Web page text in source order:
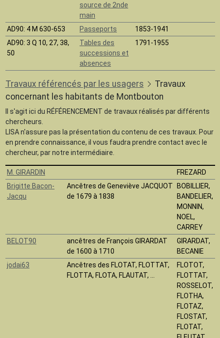
source de 2nde
main
AD90: 4 M 630-653 Passeports
1853-1941
AD90: 3 Q 10, 27, 38,
50
Tables des
successions et
absences
1791-1955
Travaux référencés par les usagers
Travaux
concernant les habitants de Montbouton
Il s'agit ici du RÉFÉRENCEMENT de travaux réalisés par différents
chercheurs.
LISA n'assure pas la présentation du contenu de ces travaux. Pour
en prendre connaissance, il vous faudra prendre contact avec le
chercheur, par notre intermédiaire.
M. GIRARDIN
FREZARD
Brigitte Bacon-
Jacqu
Ancêtres de Geneviève JACQUOT
de 1679 à 1838
BOBILLIER,
BANDELIER,
MONNIN,
NOEL,
CARREY
BELOT90
ancêtres de François GIRARDAT
de 1600 à 1710
GIRARDAT,
BECANIE
jodai63
Ancêtres des FLOTAT, FLOTTAT,
FLOTTA, FLOTA, FLAUTAT, ...
FLOTOT,
FLOTTAT,
ROSSELOT,
FLOTHA,
FLOTAZ,
FLOSTAT,
FLOTAT,